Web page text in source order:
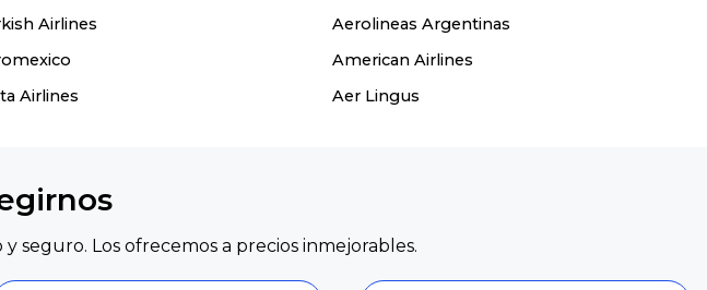
Airlines
Aerolineas Argentinas
American Airlines
Airlines Aer Lingus
seguro. Los ofrecemos a precios inmejorables.